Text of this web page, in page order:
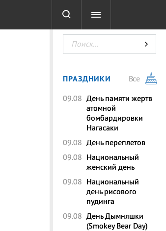
ТЕСТЫ
ПРАЗДНИКИ
Все
09.08 День памяти жертв
атомной
бомбардировки
Нагасаки
09.08 День переплетов
09.08 Национальный
женский день
09.08 Национальный
день рисового
пудинга
09.08 День Дымняшки
(Smokey Bear Day)